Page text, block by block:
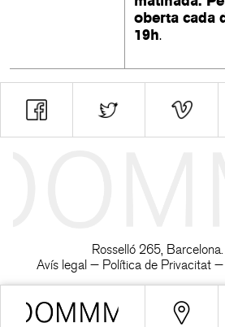
oberta cada
19h.
Rosselló 265,
Avís legal— Política de Privacitat—